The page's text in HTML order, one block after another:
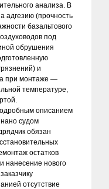
анализа. В
адгезию (прочность
базальтового
под
обрушения
и
при монтаже —
температуре,
описанием
судом
обязан
остатков
нанесение нового
отсутствие